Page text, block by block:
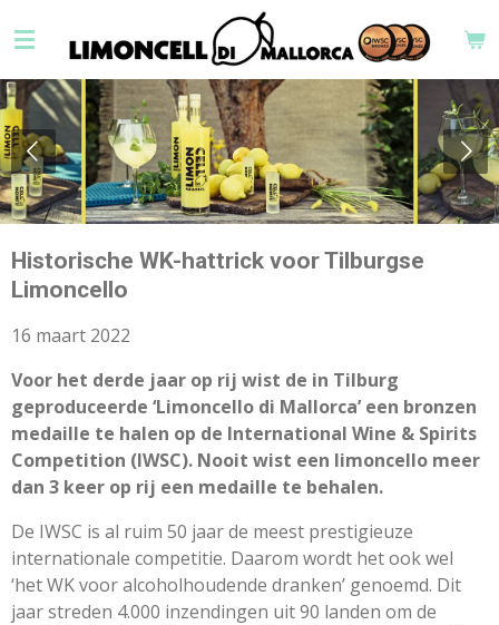
direct
naar
de
hoofdinhoud
Historische WK-hattrick voor Tilburgse
Limoncello
16 maart 2022
Voor het derde jaar op rij wist de in Tilburg
geproduceerde ‘Limoncello di Mallorca’ een bronzen
medaille te halen op de International Wine & Spirits
Competition (IWSC). Nooit wist een limoncello meer
dan 3 keer op rij een medaille te behalen.
De IWSC is al ruim 50 jaar de meest prestigieuze
internationale competitie. Daarom wordt het ook wel
‘het WK voor alcoholhoudende dranken’ genoemd. Dit
jaar streden 4.000 inzendingen uit 90 landen om de